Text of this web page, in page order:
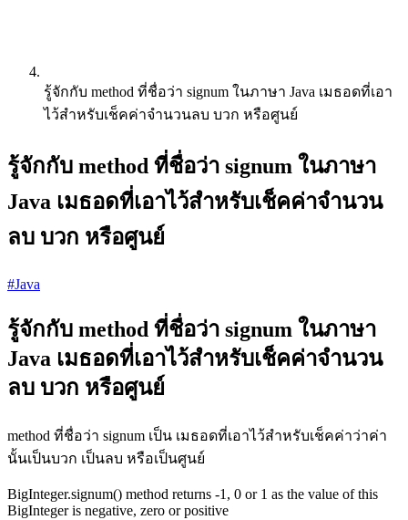
รู้จักกับ method ที่ชื่อว่า signum ในภาษา Java เมธอดที่เอา
ไว้สำหรับเช็คค่าจำนวนลบ บวก หรือศูนย์
รู้จักกับ method ที่ชื่อว่า signum ในภาษา
Java เมธอดที่เอาไว้สำหรับเช็คค่าจำนวน
ลบ บวก หรือศูนย์
#Java
รู้จักกับ method ที่ชื่อว่า signum ในภาษา
Java เมธอดที่เอาไว้สำหรับเช็คค่าจำนวน
ลบ บวก หรือศูนย์
method ที่ชื่อว่า signum เป็น เมธอดที่เอาไว้สำหรับเช็คค่าว่าค่า
นั้นเป็นบวก เป็นลบ หรือเป็นศูนย์
BigInteger.signum() method returns -1, 0 or 1 as the value of this
BigInteger is negative, zero or positive